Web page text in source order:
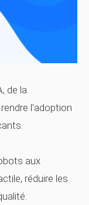
de la
l'adoption
aux
réduire les